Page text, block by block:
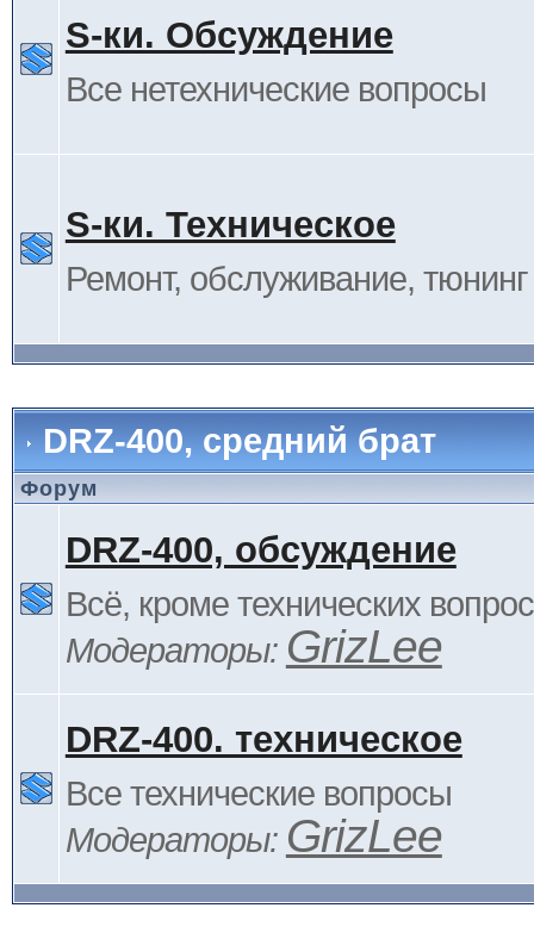
S-ки. Обсуждение
Все нетехнические вопросы
S-ки. Техническое
Ремонт, обслуживание, тюнинг
DRZ-400, средний брат
Форум
DRZ-400, обсуждение
Всё, кроме технических
Модераторы: GrizLee
DRZ-400. техническое
Все технические вопросы
Модераторы: GrizLee